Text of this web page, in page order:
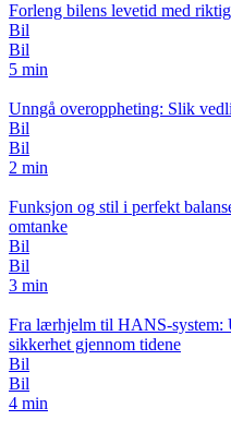
Forleng bilens levetid med
Bil
Bil
5 min
Unngå overoppheting: Slik
Bil
Bil
2 min
Funksjon og stil i perfekt
omtanke
Bil
Bil
3 min
Fra lærhjelm til HANS-system:
sikkerhet gjennom tidene
Bil
Bil
4 min